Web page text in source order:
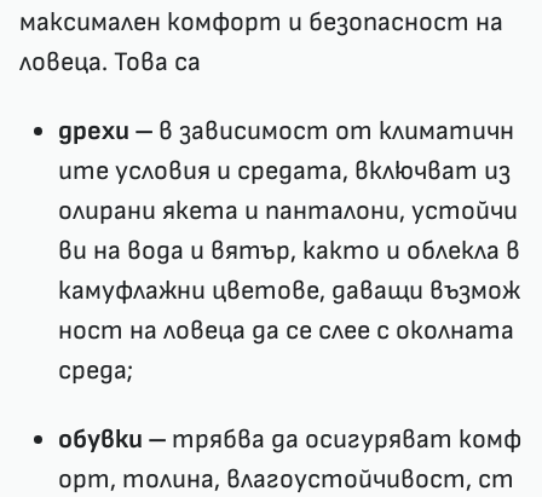
максимален комфорт и безопасност на
ловеца. Това са
дрехи – в зависимост от климатичн
ите условия и средата, включват из
олирани якета и панталони, устойчи
ви на вода и вятър, както и облекла в
камуфлажни цветове, даващи възмож
ност на ловеца да се слее с околната
среда;
обувки – трябва да осигуряват комф
орт, толина, влагоустойчивост, ст